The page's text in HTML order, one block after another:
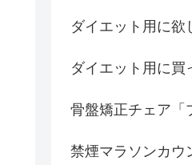
ダイエット用に欲
ダイエット用に買
骨盤矯正チェア「
禁煙マラソンカウ